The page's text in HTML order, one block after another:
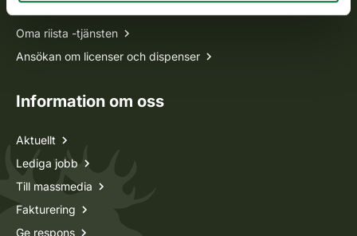
Oma riista -tjänsten
Ansökan om licenser och dispenser
Information om oss
Aktuellt
Lediga jobb
Till massmedia
Fakturering
Ge respons